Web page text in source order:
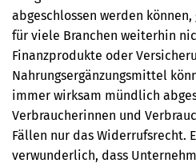
abgeschlossen werden
für viele Branchen weiterhin
Finanzprodukte oder
Nahrungsergänzungsmittel
immer wirksam mündlich
Verbraucherinnen und
Fällen nur das Widerrufsrecht.
verwunderlich, dass